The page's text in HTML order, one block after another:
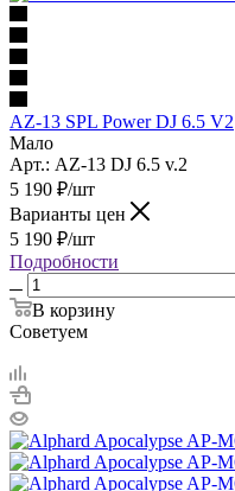
AZ-13 SPL Power DJ 6.5 V2
Мало
Арт.: AZ-13 DJ 6.5 v.2
5 190 ₽/шт
Варианты цен
5 190 ₽/шт
Подробности
В корзину
Советуем